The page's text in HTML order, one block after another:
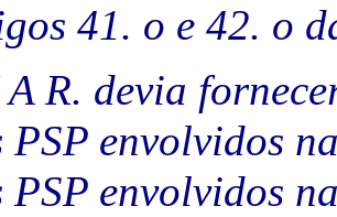
41. o e 42. o
A R. devia
PSP envolvidos
PSP envolvidos